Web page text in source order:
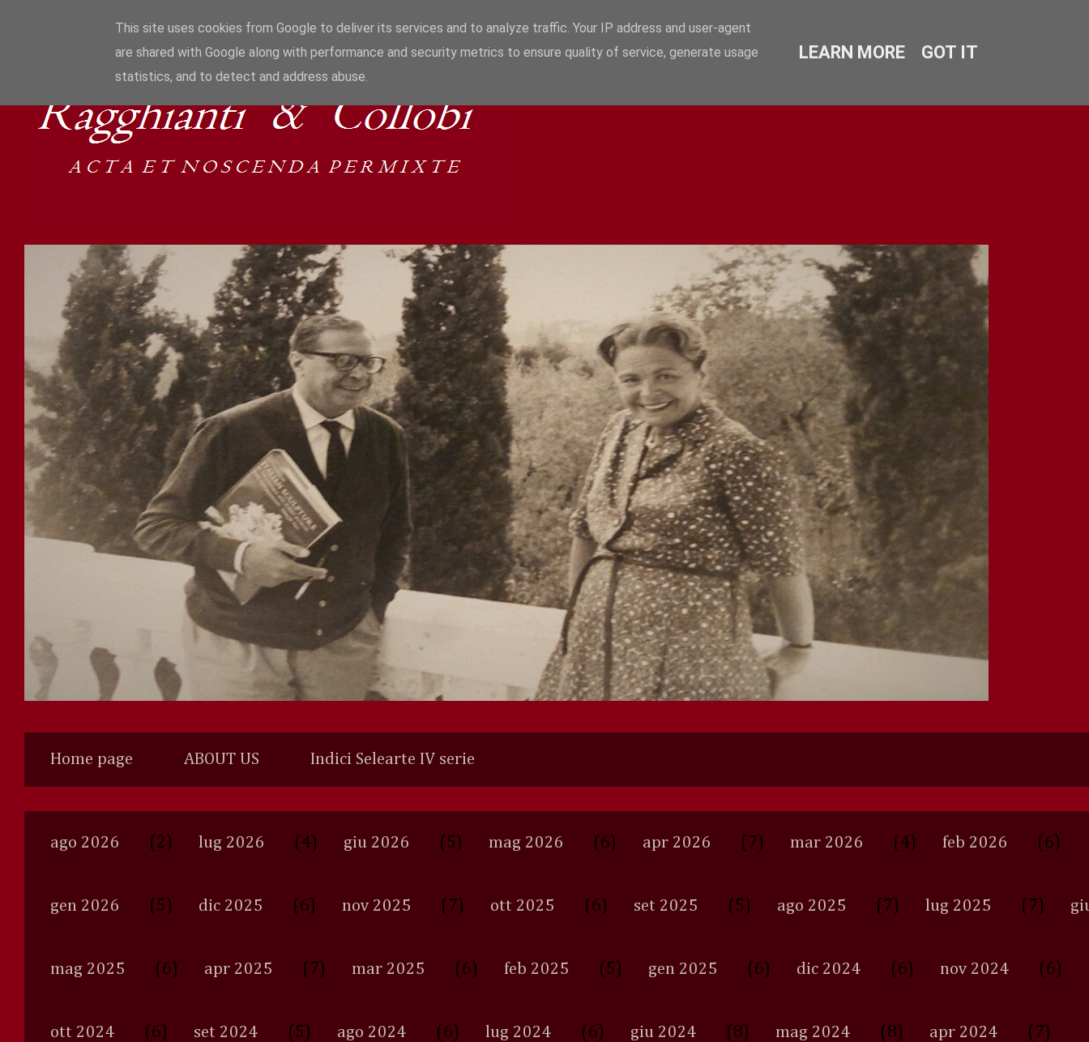
Home page ABOUT US Indici Selearte IV serie
ago 2026 (2) lug 2026 (4) giu 2026 (5) mag 2026 (6) apr 2026 (7) mar 2026 (4) feb 2026 (6)
gen 2026 (5) dic 2025 (6) nov 2025 (7) ott 2025 (6) set 2025 (5) ago 2025 (7) lug 2025 (7)
mag 2025 (6) apr 2025 (7) mar 2025 (6) feb 2025 (5) gen 2025 (6) dic 2024 (6) nov 2024 (6)
ott 2024 (6) set 2024 (5) ago 2024 (6) lug 2024 (6) giu 2024 (8) mag 2024 (8) apr 2024 (7)
This site uses cookies from Google to deliver its services and to analyze traffic. Your IP address and user-agent
are shared with Google along with performance and security metrics to ensure quality of service, generate usage
statistics, and to detect and address abuse.
LEARN MORE GOT IT